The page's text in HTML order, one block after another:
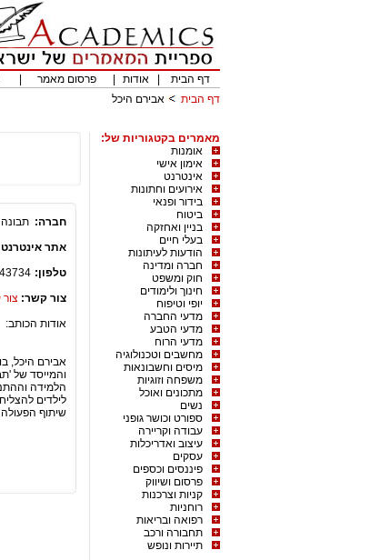
דף הבית
אודות פרסום מאמר
דף הבית
אבירם היכל
מאמרים בקטגוריות של:
אומנות
אימון אישי
אינטרנט
אירועים וחתונות
בידור ופנאי
ביטוח
בניין ואחזקה
בעלי חיים
הודעות לעיתונות
חברה ומדינה
חוק ומשפט
חינוך ולימודים
יופי וטיפוח
מדעי החברה
מדעי הטבע
מדעי הרוח
מחשבים וטכנולוגיה
מיסים וחשבונאות
משפחה וזוגיות
מתכונים ואוכל
נשים
ספורט וכושר גופני
עבודה וקריירה
עיצוב ואדריכלות
עסקים
פיננסים וכספים
פרסום ושיווק
קניות וצרכנות
רוחניות
רפואה ובריאות
תחבורה ורכב
תיירות ונופש
חברה: תבונה
אתר
טלפון:
צור קשר:
אודות הכותב:
הלמידה
לילדים
שיתוף הפעולה